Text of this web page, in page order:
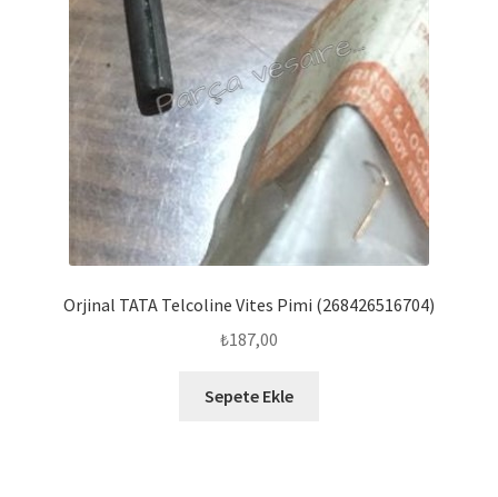
Orjinal TATA Telcoline Vites Pimi (268426516704)
₺187,00
Sepete Ekle